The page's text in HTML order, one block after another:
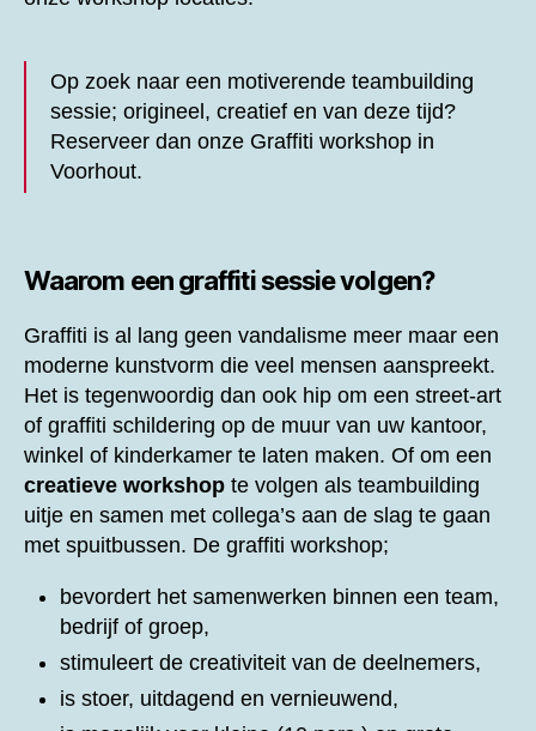
Op zoek naar een motiverende teambuilding
sessie; origineel, creatief en van deze tijd?
Reserveer dan onze Graffiti workshop in
Voorhout.
Waarom een graffiti sessie volgen?
Graffiti is al lang geen vandalisme meer maar een
moderne kunstvorm die veel mensen aanspreekt.
Het is tegenwoordig dan ook hip om een street-art
of graffiti schildering op de muur van uw kantoor,
winkel of kinderkamer te laten maken. Of om een
creatieve workshop te volgen als teambuilding
uitje en samen met collega’s aan de slag te gaan
met spuitbussen. De graffiti workshop;
bevordert het samenwerken binnen een team,
bedrijf of groep,
stimuleert de creativiteit van de deelnemers,
is stoer, uitdagend en vernieuwend,